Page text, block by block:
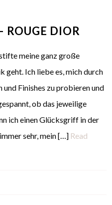
ROUGE DIOR
meine ganz große
geht. Ich liebe es, mich durch
Finishes zu probieren und
ob das jeweilige
ich einen Glücksgriff in der
sehr, mein […] Read